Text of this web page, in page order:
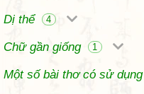
Dị thể 4
Chữ gần giống 1
Một số bài thơ có sử dụng